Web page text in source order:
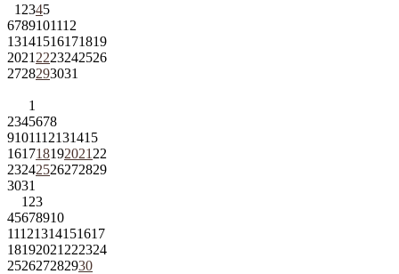
1 2345
6789101112
13141516171819
2021 2223242526
2728293031
1
2345678
9101112131415
161718192021 22
23242526272829
3031
1 23
45678910
11121314151617
18192021 222324
252627282930